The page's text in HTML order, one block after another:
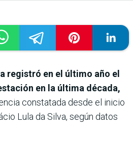
registró en el último año el
en la última década,
constatada desde el inicio
Lula da Silva, según datos